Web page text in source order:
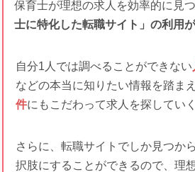
保育士が理想の求人を効率的に見
士に特化した転職サイト」の利用
自分1人では調べることができない
などの本当に知りたい情報を踏ま
件にもこだわって求人を探してい
さらに、転職サイトでしか見つか
択肢にすることができるので、理